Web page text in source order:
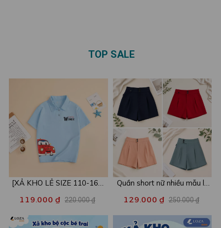
[XẢ KHO LẺ SIZE 110-160]
mẫu - Áo trẻ em từ 15-42kg
- Loza Kids XPL001
119.000 ₫ 220.000 ₫
Quần short nữ nhiều mẫu lẻ
còn 99k/c - Loza XA016
129.000 ₫ 250.000 ₫
TOP SALE